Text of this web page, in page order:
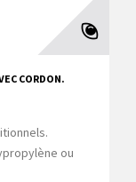
CORDON.
ou